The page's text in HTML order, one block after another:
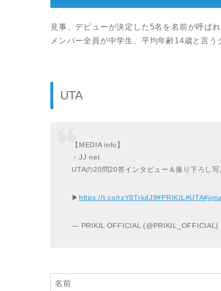
見事、デビューが決定した5名を名前が呼ば
メンバー全員が中学生、平均年齢14歳と言う
UTA
【MEDIA info】
・JJ net
UTAの20問20答インタビュー＆撮り下ろし
▶︎ https://t.co/rzY8TrkdJ9#PRIKIL#UTA
— PRIKIL OFFICIAL (@PRIKIL_OFFICIAL)
名前